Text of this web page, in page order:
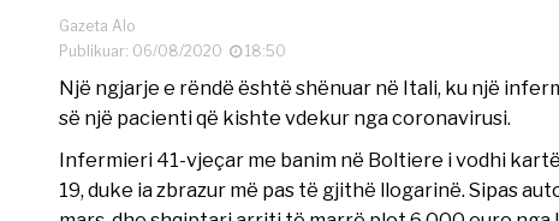
Gazeta Alo
Publikuar: 06/08/2020
18:50
Një ngjarje e rëndë është shënuar në Itali, ku një
së një pacienti që kishte vdekur nga coronavirusi.
Infermieri 41-vjeçar me banim në Boltiere i vodhi
19, duke ia zbrazur më pas të gjithë llogarinë. Sipas